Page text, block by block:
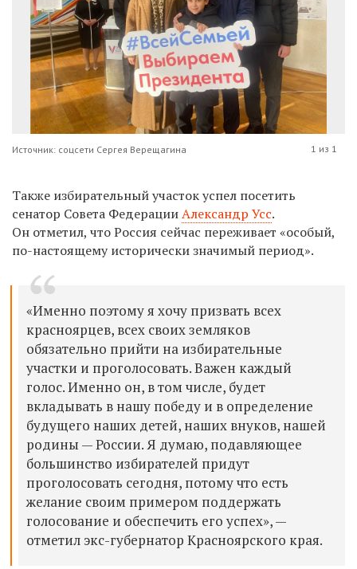
Источник: соцсети Сергея Верещагина 1 из 1
Также избирательный участок успел посетить
сенатор Совета ФедерацииАлександр Усс.
Он отметил, что Россия сейчас переживает «особый,
по-настоящему исторически значимый период».
«Именно поэтому я хочу призвать всех
красноярцев, всех своих земляков
обязательно прийти на избирательные
участки и проголосовать. Важен каждый
голос. Именно он, в том числе, будет
вкладывать в нашу победу и в определение
будущего наших детей, наших внуков, нашей
родины — России. Я думаю, подавляющее
большинство избирателей придут
проголосовать сегодня, потому что есть
желание своим примером поддержать
голосование и обеспечить его успех», —
отметил экс-губернатор Красноярского края.